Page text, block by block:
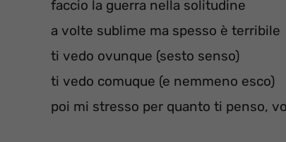
faccio la guerra nella solitudine
a volte sublime ma spesso è terribile
ti vedo ovunque (sesto senso)
ti vedo comuque (e nemmeno esco)
poi mi stresso per quanto ti penso,